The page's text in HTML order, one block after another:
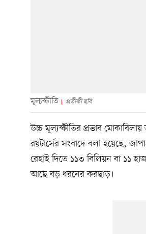
মূল্যস্ফীতি প্রতীকী ছবি
উচ্চ মূল্যস্ফীতির প্রভাব মোকাবিলায়
রয়টার্সের সংবাদে বলা হয়েছে,
রেহাই দিতে ১১৩ বিলিয়ন বা ১১
আছে বড় ধরনের করছাড়।